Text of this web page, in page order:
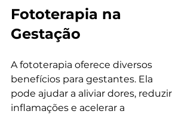
Fototerapia na
Gestação
A fototerapia oferece diversos
benefícios para gestantes. Ela
pode ajudar a aliviar dores, reduzir
inflamações e acelerar a